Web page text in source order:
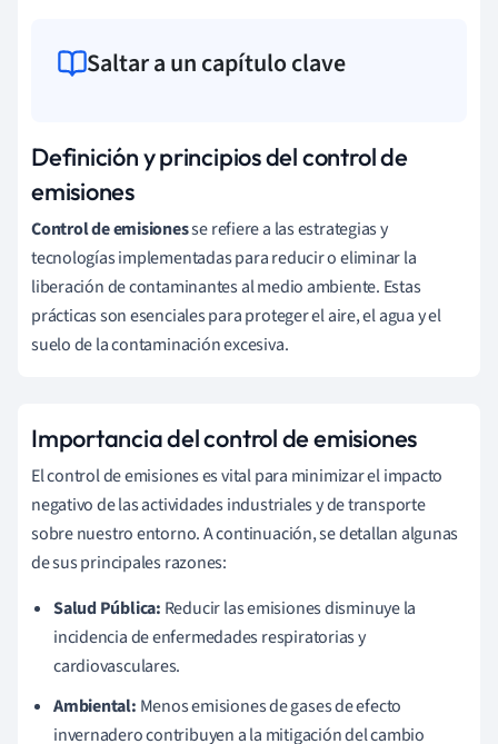
Saltar a un capítulo clave
Definición y principios del control de
emisiones
Control de emisionesse refiere a las estrategias y
tecnologías implementadas para reducir o eliminar la
liberación de contaminantes al medio ambiente. Estas
prácticas son esenciales para proteger el aire, el agua y el
suelo de la contaminación excesiva.
Importancia del control de emisiones
El control de emisiones es vital para minimizar el impacto
negativo de las actividades industriales y de transporte
sobre nuestro entorno. A continuación, se detallan algunas
de sus principales razones:
Salud Pública: Reducir las emisiones disminuye la
incidencia de enfermedades respiratorias y
cardiovasculares.
Ambiental: Menos emisiones de gases de efecto
invernadero contribuyen a la mitigación del cambio